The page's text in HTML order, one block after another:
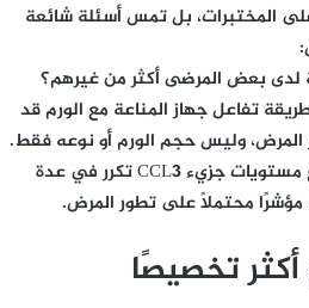
المختبرات، بل تمس أسئلة شائعة
لدى بعض المرضى أكثر من غيرهم؟
تفاعل جهاز المناعة مع الورم قد
وليس حجم الورم أو نوعه فقط.
كما لاحظ الباحثون أن ارتفاع مستويات جزيء CCL3 تكرر في عدة
مؤشرًا محتملًا على تطور المرض.
تخصيصًا